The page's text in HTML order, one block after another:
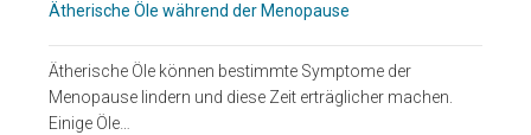
Ätherische Öle während der Menopause
Ätherische Öle können bestimmte Symptome der
Menopause lindern und diese Zeit erträglicher machen.
Einige Öle…